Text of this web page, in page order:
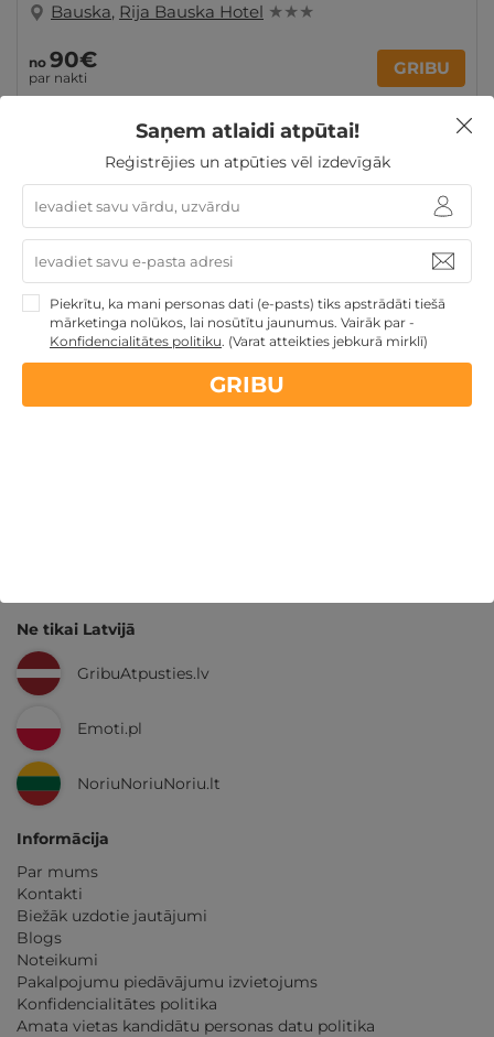
Bauska, Rija Bauska Hotel ★ ★ ★
no 90€
par nakti GRIBU
Atpūta Lieldienu brīvdienās
Derīgs arī VASARĀ
Atpūta maija brīvdienās
Atpūta
decembra svētku brīvdienās
Jaungada sagaidīšana
Atpūta Latvijā
Nekādasapkalpošanas un administrācijasmaksas
Ne tikai Latvijā
GribuAtpusties.lv
Emoti.pl
NoriuNoriuNoriu.lt
Informācija
Par mums
Kontakti
Biežāk uzdotie jautājumi
Blogs
Noteikumi
Pakalpojumu piedāvājumu izvietojums
Konfidencialitātes politika
Amata vietas kandidātu personas datu politika
Saņem atlaidi atpūtai!
Reģistrējies un atpūties vēl izdevīgāk
Piekrītu, ka mani personas dati (e-pasts) tiks apstrādāti tiešā
mārketinga nolūkos, lai nosūtītu jaunumus. Vairāk par -
Konfidencialitātes politiku. (Varat atteikties jebkurā mirklī)
GRIBU